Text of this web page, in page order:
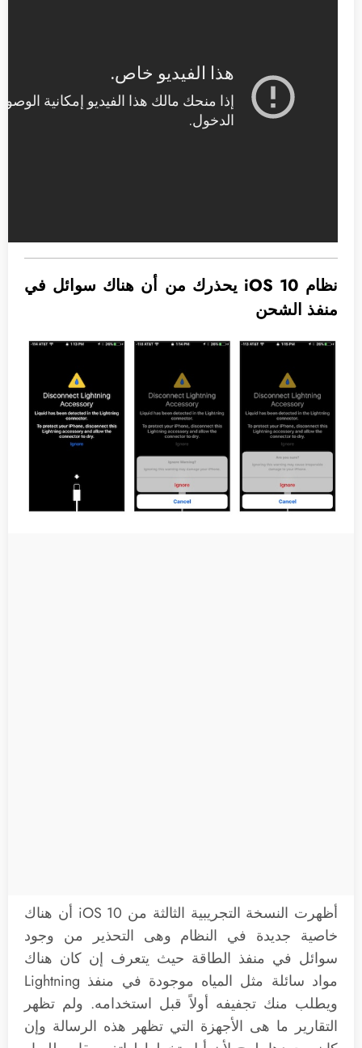
نظام iOS 10 يحذرك من أن هناك سوائل في
منفذ الشحن
أظهرت النسخة التجريبية الثالثة من iOS 10 أن هناك
خاصية جديدة في النظام وهى التحذير من وجود
سوائل في منفذ الطاقة حيث يتعرف إن كان هناك
مواد سائلة مثل المياه موجودة في منفذ Lightning
ويطلب منك تجفيفه أولاً قبل استخدامه. ولم تظهر
التقارير ما هى الأجهزة التي تظهر هذه الرسالة وإن